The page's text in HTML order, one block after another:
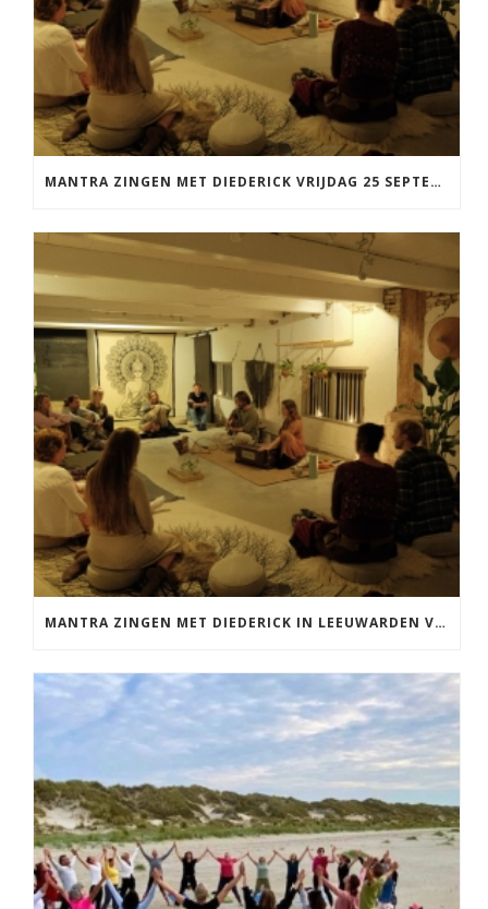
MANTRA ZINGEN MET DIEDERICK VRIJDAG 25 SEPTEMBER EN 20 NOVEMBER
MANTRA ZINGEN MET DIEDERICK IN LEEUWARDEN VRIJDAG 12 JUNI KIRTAN